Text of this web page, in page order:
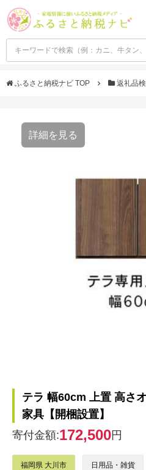
ふるさと納税ナビ TOP 返礼品
詳細を見る
テラ 幅60cm 上置 高さ
家具【開梱設置】
寄付金額:172,500円
福岡県 大川市 日用品・雑貨